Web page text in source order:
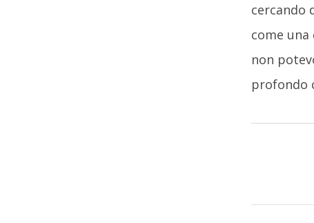
cercando
come
non
profondo